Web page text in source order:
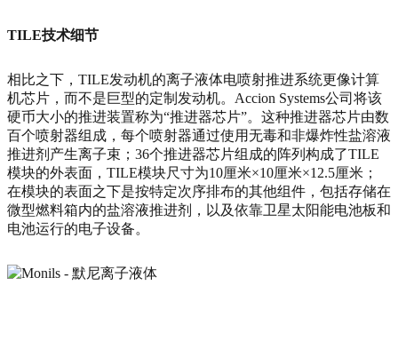
TILE技术细节
相比之下，TILE发动机的离子液体电喷射推进系统更像计算
机芯片，而不是巨型的定制发动机。Accion Systems公司将该
硬币大小的推进装置称为“推进器芯片”。这种推进器芯片由数
百个喷射器组成，每个喷射器通过使用无毒和非爆炸性盐溶液
推进剂产生离子束；36个推进器芯片组成的阵列构成了TILE
模块的外表面，TILE模块尺寸为10厘米×10厘米×12.5厘米；
在模块的表面之下是按特定次序排布的其他组件，包括存储在
微型燃料箱内的盐溶液推进剂，以及依靠卫星太阳能电池板和
电池运行的电子设备。